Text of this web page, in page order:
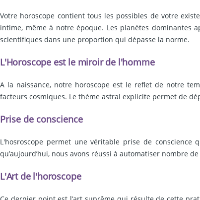
Votre horoscope contient tous les possibles de votre
intime, même à notre époque. Les planètes dominantes
scientifiques dans une proportion qui dépasse la norme.
L'Horoscope est le miroir de l'homme
A la naissance, notre horoscope est le reflet de notre
facteurs cosmiques. Le thème astral explicite permet de
Prise de conscience
L'hosroscope permet une véritable prise de conscience
qu’aujourd’hui, nous avons réussi à automatiser nombre
L'Art de l'horoscope